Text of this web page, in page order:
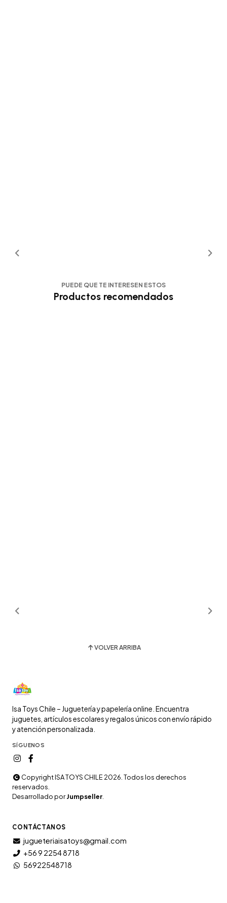
PUEDE QUE TE INTERESEN ESTOS
Productos recomendados
VOLVER ARRIBA
Isa Toys Chile – Juguetería y papelería online. Encuentra
juguetes, artículos escolares y regalos únicos con envío rápido
y atención personalizada.
SÍGUENOS
Copyright ISA TOYS CHILE 2026. Todos los derechos
reservados.
Desarrollado porJumpseller
CONTÁCTANOS
jugueteriaisatoys@gmail.com
+56 9 2254 8718
56922548718